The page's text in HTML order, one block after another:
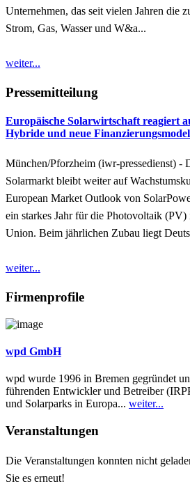
Unternehmen, das seit vielen Jahren die
Strom, Gas, Wasser und W&a...
weiter...
Pressemitteilung
Europäische Solarwirtschaft reagiert
Hybride und neue
München/Pforzheim (iwr-pressedienst) -
Solarmarkt bleibt weiter auf
European Market Outlook von
ein starkes Jahr für die Photovoltaik (PV)
Union. Beim jährlichen Zubau liegt
weiter...
Firmenprofile
wpd GmbH
wpd wurde 1996 in Bremen gegründet
führenden Entwickler und Betreiber
und Solarparks in Europa... weiter...
Veranstaltungen
Die Veranstaltungen konnten nicht
Sie es erneut!